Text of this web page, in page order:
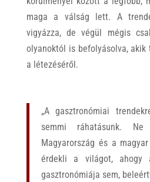
maga a válság lett. A
vigyázza, de végül mégis
olyanoktól is befolyásolva, akik
a létezéséről.
„A gasztronómiai
semmi ráhatásunk. Ne
Magyarország és a
érdekli a világot, ahogy
gasztronómiája sem,